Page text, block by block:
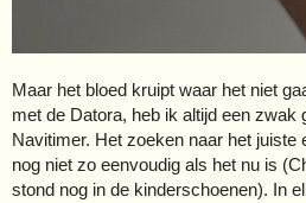
Maar het bloed kruipt waar het niet
met de Datora, heb ik altijd een zwak
Navitimer. Het zoeken naar het juiste
nog niet zo eenvoudig als het nu is
stond nog in de kinderschoenen). In